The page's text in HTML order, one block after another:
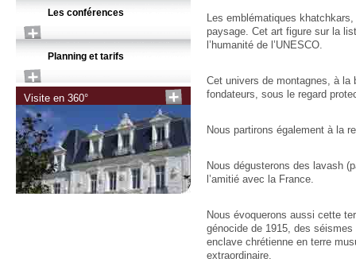
Les conférences
Planning et tarifs
Visite en 360°
Les emblématiques
paysage. Cet art figure sur la
l’humanité de l’UNESCO.
Cet univers de montagnes, à la
fondateurs, sous le regard
Nous partirons également à la
Nous dégusterons des lavash
l’amitié avec la France.
Nous évoquerons aussi cette
génocide de 1915, des
enclave chrétienne en terre
extraordinaire.